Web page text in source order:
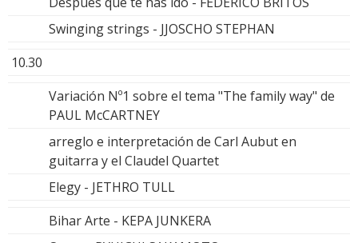
Swinging strings - JJOSCHO STEPHAN
10.30
Variación Nº1 sobre el tema "The family way" de
PAUL McCARTNEY
arreglo e interpretación de Carl Aubut en
guitarra y el Claudel Quartet
Elegy - JETHRO TULL
Bihar Arte - KEPA JUNKERA